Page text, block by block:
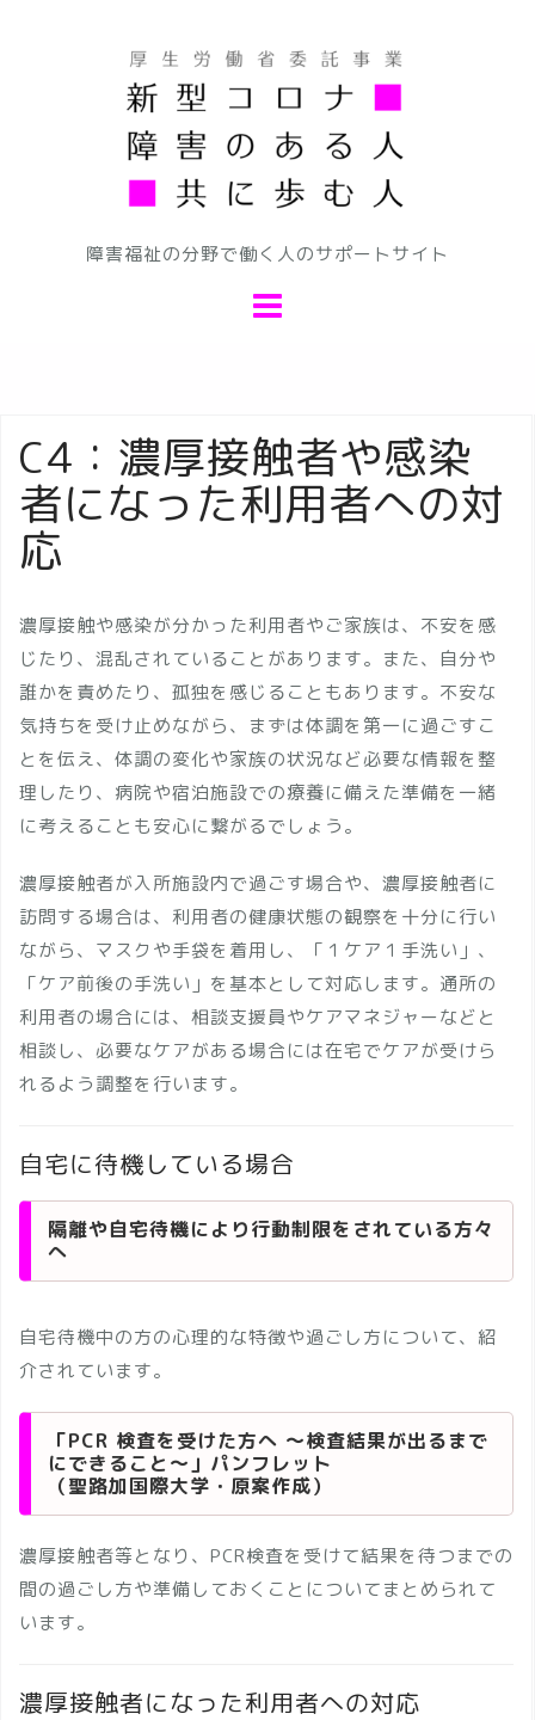
障害福祉の分野で働く人のサポートサイト
C4：濃厚接触者や感染
者になった利用者への対
応
濃厚接触や感染が分かった利用者やご家族は、不安を感
じたり、混乱されていることがあります。また、自分や
誰かを責めたり、孤独を感じることもあります。不安な
気持ちを受け止めながら、まずは体調を第一に過ごすこ
とを伝え、体調の変化や家族の状況など必要な情報を整
理したり、病院や宿泊施設での療養に備えた準備を一緒
に考えることも安心に繋がるでしょう。
濃厚接触者が入所施設内で過ごす場合や、濃厚接触者に
訪問する場合は、利用者の健康状態の観察を十分に行い
ながら、マスクや手袋を着用し、「１ケア１手洗い」、
「ケア前後の手洗い」を基本として対応します。通所の
利用者の場合には、相談支援員やケアマネジャーなどと
相談し、必要なケアがある場合には在宅でケアが受けら
れるよう調整を行います。
自宅に待機している場合
隔離や自宅待機により行動制限をされている方々
へ
自宅待機中の方の心理的な特徴や過ごし方について、紹
介されています。
「PCR 検査を受けた方へ ～検査結果が出るまで
にできること～」パンフレット
（聖路加国際大学・原案作成）
濃厚接触者等となり、PCR検査を受けて結果を待つまでの
間の過ごし方や準備しておくことについてまとめられて
います。
濃厚接触者になった利用者への対応